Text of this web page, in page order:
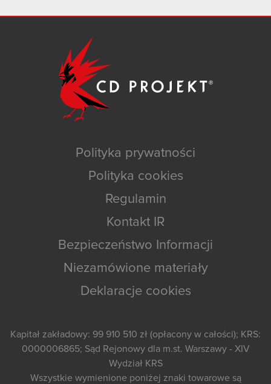
Polityka prywatności
Polityka cookies
Regulamin
Kontakt IR
Bezpieczeństwo Informacji
Niezamówione materiały
Deklaracje cookies
Kapitał zakładowy: 99 910 510 zł (opłacony w całości); KRS:
0000006865; Sąd Rejonowy dla m.st. Warszawy - XIV
Wydział KRS
Wszystkie wymienione poniżej znaki towarowe są